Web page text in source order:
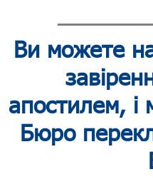
Ви можете
апостилем,
Бюро